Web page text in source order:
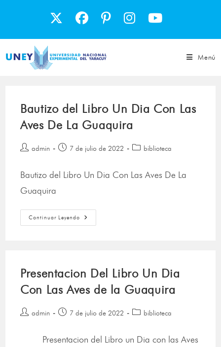
Menú
Bautizo del Libro Un Dia Con Las
Aves De La Guaquira
admin 7 de julio de 2022 biblioteca
Bautizo del Libro Un Dia Con Las Aves De La
Guaquira
Continuar Leyendo
Presentacion Del Libro Un Dia
Con Las Aves de la Guaquira
admin 7 de julio de 2022 biblioteca
Presentacion del Libro un Dia con las Aves